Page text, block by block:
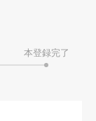
本登録完了